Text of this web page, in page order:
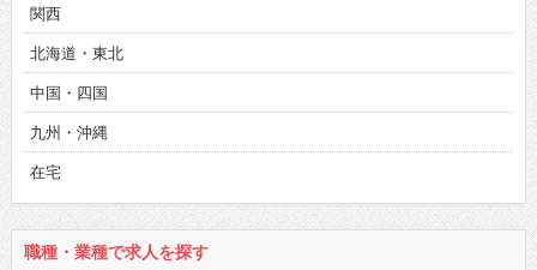
関西
北海道・東北
中国・四国
九州・沖縄
在宅
職種・業種で求人を探す